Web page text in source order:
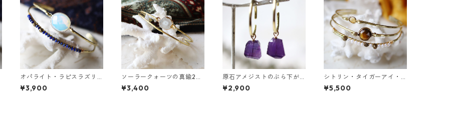
オパライト・ラピスラズリ
の2連バングル
¥3,900
ソーラークォーツの真鍮2連
バングル
¥3,400
原石アメジストのぶら下が
りイヤーカフ
¥2,900
シトリン・タイガーアイ・
ペリドットの3連バングル
¥5,500